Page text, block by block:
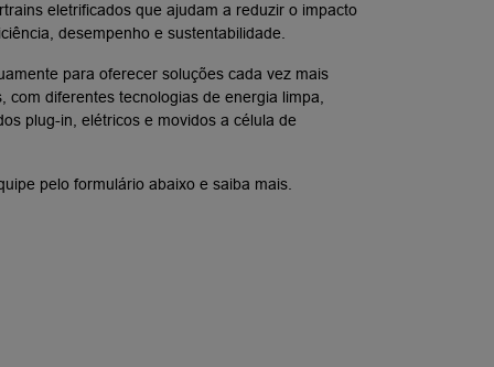
eletrificados que ajudam a reduzir o impacto
desempenho e sustentabilidade.
para oferecer soluções cada vez mais
com diferentes tecnologias de energia limpa,
plug-in, elétricos e movidos a célula de
pelo formulário abaixo e saiba mais.